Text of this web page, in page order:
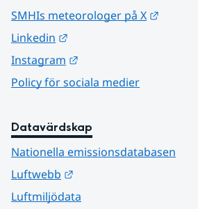
SMHIs meteorologer på X
Linkedin
Instagram
Policy för sociala medier
Datavärdskap
Nationella emissionsdatabasen
Luftwebb
Luftmiljödata